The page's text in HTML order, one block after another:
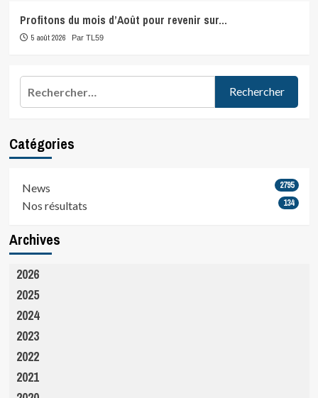
Profitons du mois d’Août pour revenir sur…
5 août 2026 Par TL59
Catégories
News 2795
Nos résultats 134
Archives
2026
2025
2024
2023
2022
2021